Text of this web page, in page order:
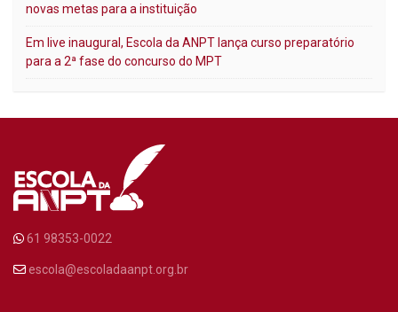
novas metas para a instituição
Em live inaugural, Escola da ANPT lança curso preparatório
para a 2ª fase do concurso do MPT
61 98353-0022
escola@escoladaanpt.org.br